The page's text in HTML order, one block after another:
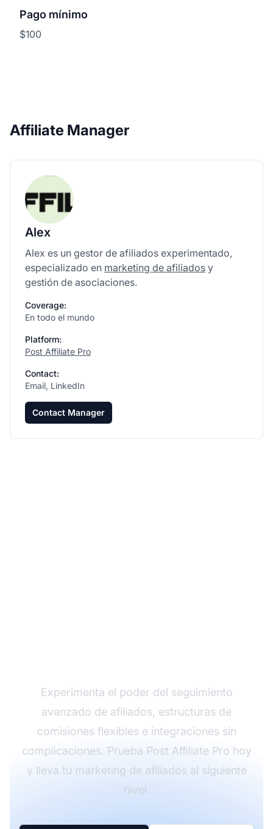
Pago mínimo
$100
Affiliate Manager
Alex
Alex es un gestor de afiliados experimentado,
especializado en marketing de afiliados y
gestión de asociaciones.
Coverage:
En todo el mundo
Platform:
Post Affiliate Pro
Contact:
Email, LinkedIn
Contact Manager
Experimenta el poder del seguimiento
avanzado de afiliados, estructuras de
comisiones flexibles e integraciones sin
complicaciones. Prueba Post Affiliate Pro hoy
y lleva tu marketing de afiliados al siguiente
nivel.